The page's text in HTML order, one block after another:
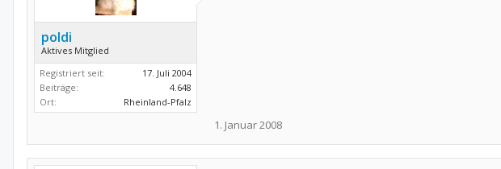
poldi
Aktives Mitglied
Registriert seit:
17. Juli 2004
Beiträge:
4.648
Ort:
Rheinland-Pfalz
1. Januar 2008